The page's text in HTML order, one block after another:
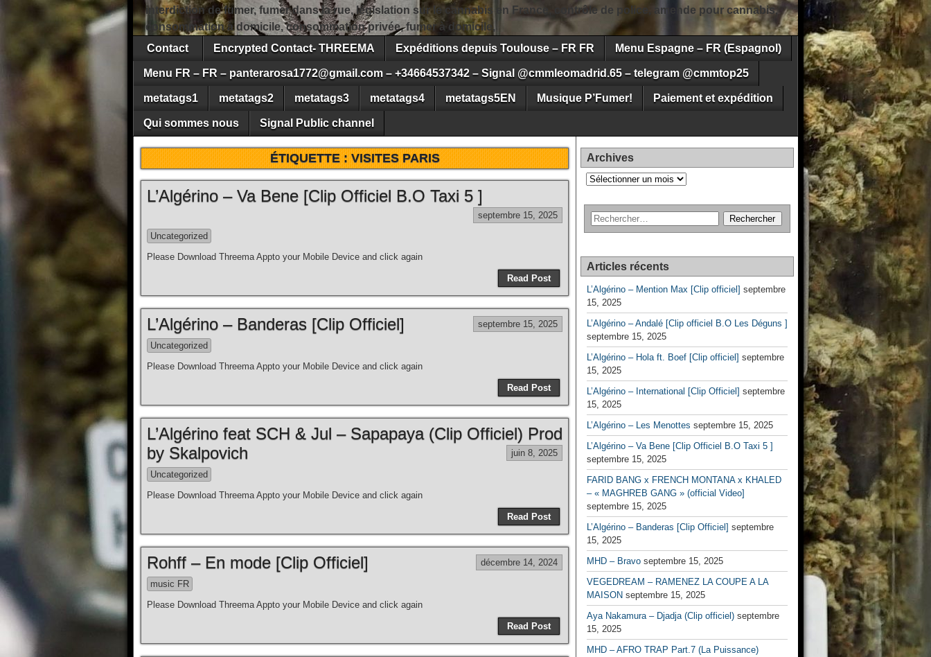
interdiction de fumer, fumer dans la rue, législation sur le cannabis en France, contrôle de police, amende pour cannabis,
consommation à domicile, consommation privée, fumer à domicile,
Contact
Encrypted Contact- THREEMA Expéditions depuis Toulouse – FR FR Menu Espagne – FR (Espagnol)
Menu FR – FR – panterarosa1772@gmail.com – +34664537342 – Signal @cmmleomadrid.65 – telegram @cmmtop25
metatags1 metatags2 metatags3 metatags4 metatags5EN Musique P’Fumer! Paiement et expédition
Qui sommes nous Signal Public channel
ÉTIQUETTE :VISITES PARIS
L’Algérino – Va Bene [Clip Officiel B.O Taxi 5 ]
septembre 15, 2025
Uncategorized
Please Download Threema Appto your Mobile Device and click again
Read Post
L’Algérino – Banderas [Clip Officiel] septembre 15, 2025
Uncategorized
Please Download Threema Appto your Mobile Device and click again
Read Post
L’Algérino feat SCH & Jul – Sapapaya (Clip Officiel) Prod
by Skalpovich
juin 8, 2025
Uncategorized
Please Download Threema Appto your Mobile Device and click again
Read Post
Rohff – En mode [Clip Officiel] décembre 14, 2024
music FR
Please Download Threema Appto your Mobile Device and click again
Read Post
Archives
Archives
Articles récents
L’Algérino – Mention Max [Clip officiel] septembre
15, 2025
L’Algérino – Andalé [Clip officiel B.O Les Déguns ]
septembre 15, 2025
L’Algérino – Hola ft. Boef [Clip officiel] septembre
15, 2025
L’Algérino – International [Clip Officiel] septembre
15, 2025
L’Algérino – Les Menottes septembre 15, 2025
L’Algérino – Va Bene [Clip Officiel B.O Taxi 5 ]
septembre 15, 2025
FARID BANG x FRENCH MONTANA x KHALED
– « MAGHREB GANG » (official Video]
septembre 15, 2025
L’Algérino – Banderas [Clip Officiel] septembre
15, 2025
MHD – Bravo septembre 15, 2025
VEGEDREAM – RAMENEZ LA COUPE A LA
MAISON septembre 15, 2025
Aya Nakamura – Djadja (Clip officiel) septembre
15, 2025
MHD – AFRO TRAP Part.7 (La Puissance)